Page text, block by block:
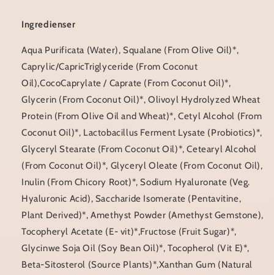
Ingredienser
Aqua Purificata (Water), Squalane (From Olive Oil)*,
Caprylic/CapricTriglyceride (From Coconut
Oil),CocoCaprylate / Caprate (From Coconut Oil)*,
Glycerin (From Coconut Oil)*, Olivoyl Hydrolyzed Wheat
Protein (From Olive Oil and Wheat)*, Cetyl Alcohol (From
Coconut Oil)*, Lactobacillus Ferment Lysate (Probiotics)*,
Glyceryl Stearate (From Coconut Oil)*, Cetearyl Alcohol
(From Coconut Oil)*, Glyceryl Oleate (From Coconut Oil),
Inulin (From Chicory Root)*, Sodium Hyaluronate (Veg.
Hyaluronic Acid), Saccharide Isomerate (Pentavitine,
Plant Derived)*, Amethyst Powder (Amethyst Gemstone),
Tocopheryl Acetate (E- vit)*,Fructose (Fruit Sugar)*,
Glycinwe Soja Oil (Soy Bean Oil)*, Tocopherol (Vit E)*,
Beta-Sitosterol (Source Plants)*,Xanthan Gum (Natural